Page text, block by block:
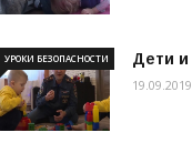
Дети и
УРОКИ БЕЗОПАСНОСТИ
19.09.2019